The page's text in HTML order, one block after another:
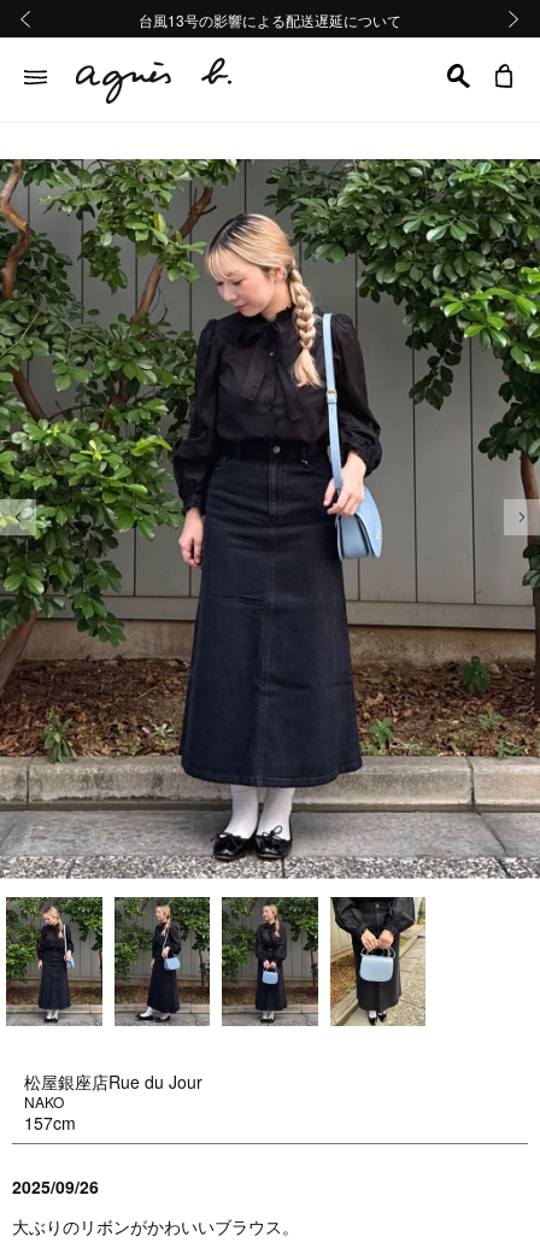
熊本地域地震の影響による配送遅延について
Summer Sale 2buy10%OFF!!
台風13号の影響による配送遅延について
熊本地域地震の影響による配送遅延について
Summer Sale 2buy10%OFF!!
前の画像
松屋銀座店Rue du Jour
NAKO
157cm
2025/09/26
大ぶりのリボンがかわいいブラウス。